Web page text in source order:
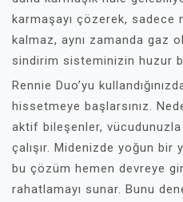
karmaşayı çözerek, sadece
kalmaz, aynı zamanda gaz
sindirim sisteminizin huzur
Rennie Duo’yu
hissetmeye başlarsınız.
aktif bileşenler,
çalışır. Midenizde yoğun
bu çözüm hemen devreye
rahatlamayı sunar. Bunu